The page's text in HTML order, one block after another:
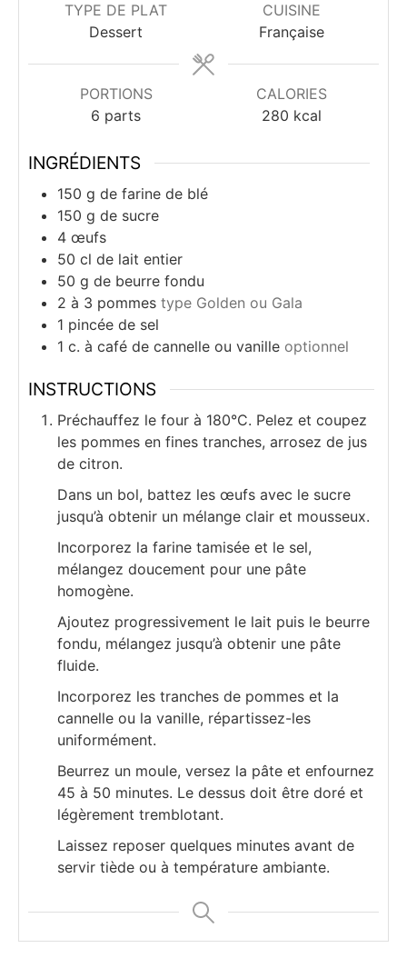
TYPE DE PLAT
Dessert
CUISINE
Française
PORTIONS
6 parts
CALORIES
280 kcal
INGRÉDIENTS
150 g de farine de blé
150 g de sucre
4 œufs
50 cl de lait entier
50 g de beurre fondu
2 à 3 pommes type Golden ou Gala
1 pincée de sel
1 c. à café de cannelle ou vanille optionnel
INSTRUCTIONS
Préchauffez le four à 180°C. Pelez et coupez
les pommes en fines tranches, arrosez de jus
de citron.
Dans un bol, battez les œufs avec le sucre
jusqu’à obtenir un mélange clair et mousseux.
Incorporez la farine tamisée et le sel,
mélangez doucement pour une pâte
homogène.
Ajoutez progressivement le lait puis le beurre
fondu, mélangez jusqu’à obtenir une pâte
fluide.
Incorporez les tranches de pommes et la
cannelle ou la vanille, répartissez-les
uniformément.
Beurrez un moule, versez la pâte et enfournez
45 à 50 minutes. Le dessus doit être doré et
légèrement tremblotant.
Laissez reposer quelques minutes avant de
servir tiède ou à température ambiante.